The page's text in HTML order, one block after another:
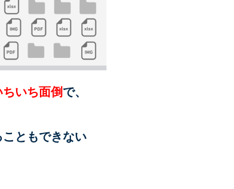
ちいち面倒で、
ともできない